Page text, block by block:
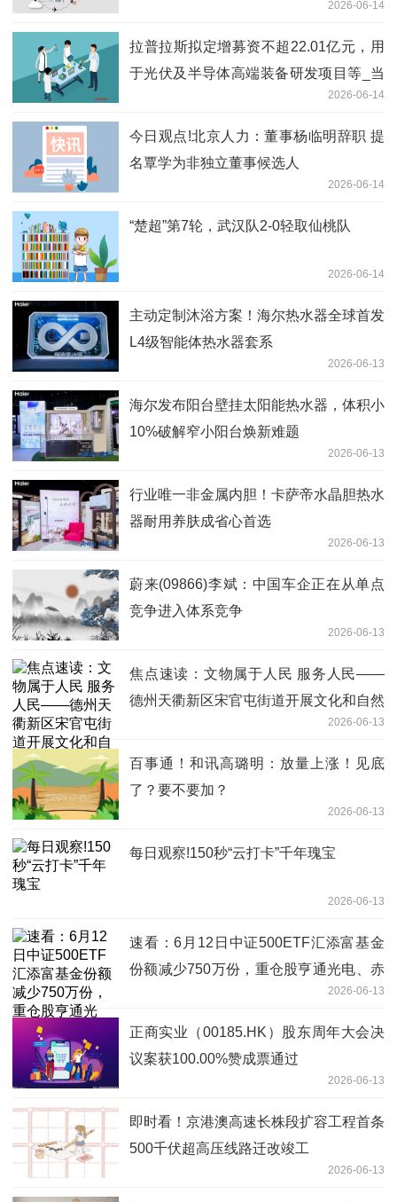
2026-06-14
拉普拉斯拟定增募资不超22.01亿元，用
于光伏及半导体高端装备研发项目等_当
2026-06-14
今日观点!北京人力：董事杨临明辞职 提
名覃学为非独立董事候选人
2026-06-14
“楚超”第7轮，武汉队2-0轻取仙桃队
2026-06-14
主动定制沐浴方案！海尔热水器全球首发
L4级智能体热水器套系
2026-06-13
海尔发布阳台壁挂太阳能热水器，体积小
10%破解窄小阳台焕新难题
2026-06-13
行业唯一非金属内胆！卡萨帝水晶胆热水
器耐用养肤成省心首选
2026-06-13
蔚来(09866)李斌：中国车企正在从单点
竞争进入体系竞争
2026-06-13
焦点速读：文物属于人民 服务人民——
德州天衢新区宋官屯街道开展文化和自然
2026-06-13
百事通！和讯高璐明：放量上涨！见底
了？要不要加？
2026-06-13
每日观察!150秒“云打卡”千年瑰宝
2026-06-13
速看：6月12日中证500ETF汇添富基金
份额减少750万份，重仓股亨通光电、赤
2026-06-13
正商实业（00185.HK）股东周年大会决
议案获100.00%赞成票通过
2026-06-13
即时看！京港澳高速长株段扩容工程首条
500千伏超高压线路迁改竣工
2026-06-13